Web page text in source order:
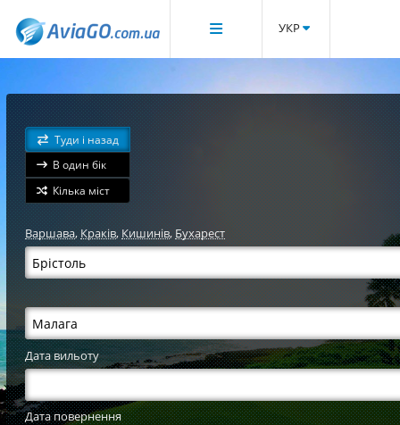
УКР
Туди і назад
В один бік
Кілька міст
Варшава, Краків, Кишинів, Бухарест
Дата вильоту
Дата повернення